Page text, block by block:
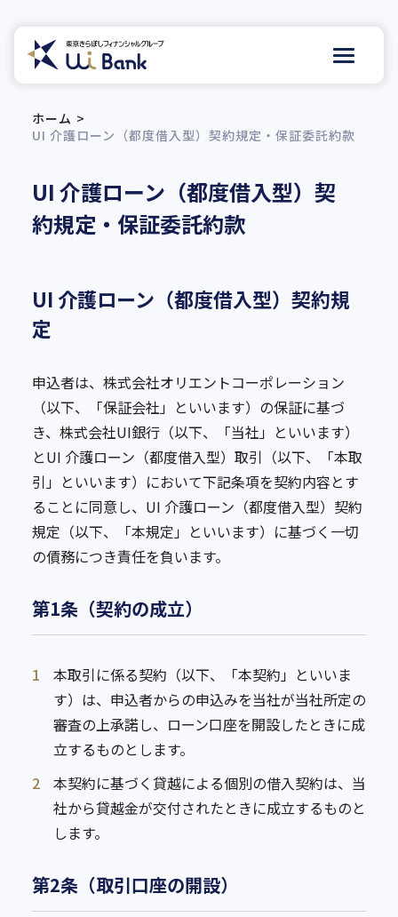
ホーム
UI 介護ローン（都度借入型）契約規定・保証委託約款
UI 介護ローン（都度借入型）契
約規定・保証委託約款
UI 介護ローン（都度借入型）契約規
定
申込者は、株式会社オリエントコーポレーション
（以下、「保証会社」といいます）の保証に基づ
き、株式会社UI銀行（以下、「当社」といいます）
とUI 介護ローン（都度借入型）取引（以下、「本取
引」といいます）において下記条項を契約内容とす
ることに同意し、UI 介護ローン（都度借入型）契約
規定（以下、「本規定」といいます）に基づく一切
の債務につき責任を負います。
第1条（契約の成立）
1
本取引に係る契約（以下、「本契約」といいま
す）は、申込者からの申込みを当社が当社所定の
審査の上承諾し、ローン口座を開設したときに成
立するものとします。
2
本契約に基づく貸越による個別の借入契約は、当
社から貸越金が交付されたときに成立するものと
します。
第2条（取引口座の開設）